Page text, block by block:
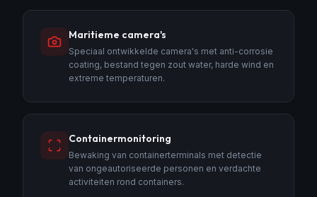
Maritieme camera's
Speciaal ontwikkelde camera's met anti-corrosie
coating, bestand tegen zout water, harde wind en
extreme temperaturen.
Containermonitoring
Bewaking van containerterminals met detectie
van ongeautoriseerde personen en verdachte
activiteiten rond containers.